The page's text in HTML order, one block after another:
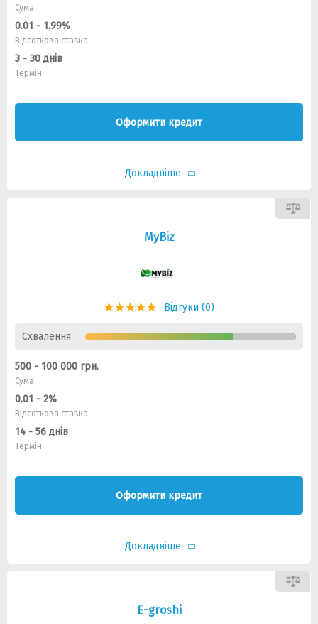
Сума
0.01 - 1.99%
Відсоткова ставка
3 - 30 днів
Термін
Оформити кредит
Докладніше
MyBiz
Відгуки (0)
Схвалення
500 - 100 000 грн.
Сума
0.01 - 2%
Відсоткова ставка
14 - 56 днів
Термін
Оформити кредит
Докладніше
E-groshi